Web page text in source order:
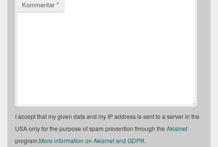
Kommentar*
I accept that my given data and my IP address is sent to a server in the
USA only for the purpose of spam prevention through the Akismet
program.More information on Akismet and GDPR.